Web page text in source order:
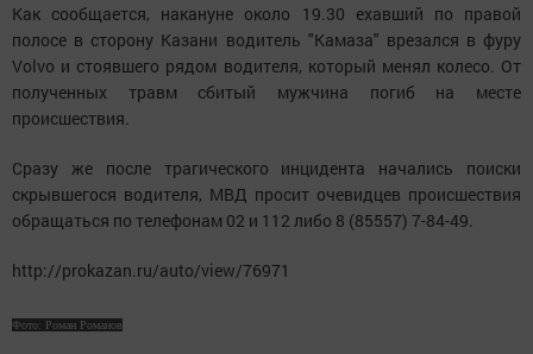
Как сообщается, накануне около 19.30 ехавший по правой
полосе в сторону Казани водитель "Камаза" врезался в фуру
Volvo и стоявшего рядом водителя, который менял колесо. От
полученных травм сбитый мужчина погиб на месте
происшествия.
Сразу же после трагического инцидента начались поиски
скрывшегося водителя, МВД просит очевидцев происшествия
обращаться по телефонам 02 и 112 либо 8 (85557) 7-84-49.
http://prokazan.ru/auto/view/76971
Фото: Роман Романов